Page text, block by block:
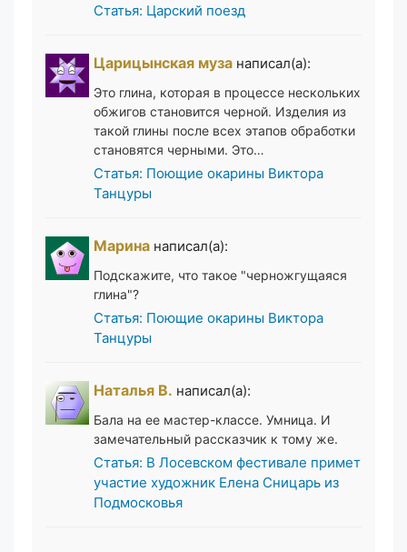
Статья: Царский поезд
Царицынская муза написал(а):
Это глина, которая в процессе нескольких
обжигов становится черной. Изделия из
такой глины после всех этапов обработки
становятся черными. Это…
Статья: Поющие окарины Виктора
Танцуры
Марина написал(а):
Подскажите, что такое "черножгущаяся
глина"?
Статья: Поющие окарины Виктора
Танцуры
Наталья В. написал(а):
Бала на ее мастер-классе. Умница. И
замечательный рассказчик к тому же.
Статья: В Лосевском фестивале примет
участие художник Елена Сницарь из
Подмосковья